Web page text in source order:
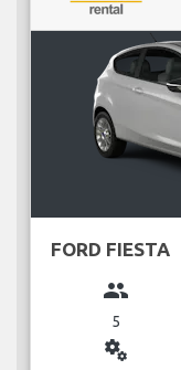
FORD FIESTA
group
5
miscellaneous_services